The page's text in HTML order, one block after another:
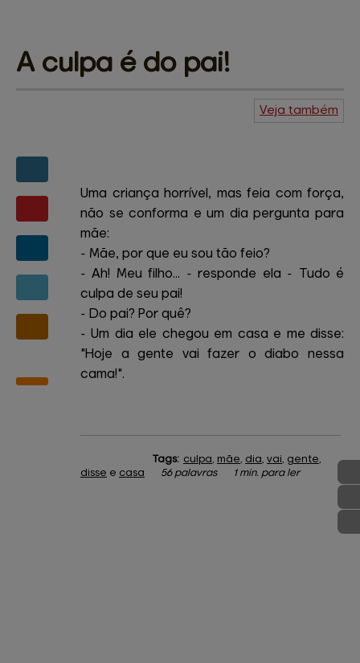
A culpa é do pai!
Veja também
Uma criança horrível, mas feia com força,
não se conforma e um dia pergunta para
mãe:
- Mãe, por que eu sou tão feio?
- Ah! Meu filho... - responde ela - Tudo é
culpa de seu pai!
- Do pai? Por quê?
- Um dia ele chegou em casa e me disse:
"Hoje a gente vai fazer o diabo nessa
cama!".
Tags: culpa, mãe, dia, vai, gente,
disse e casa 56 palavras 1 min. para ler